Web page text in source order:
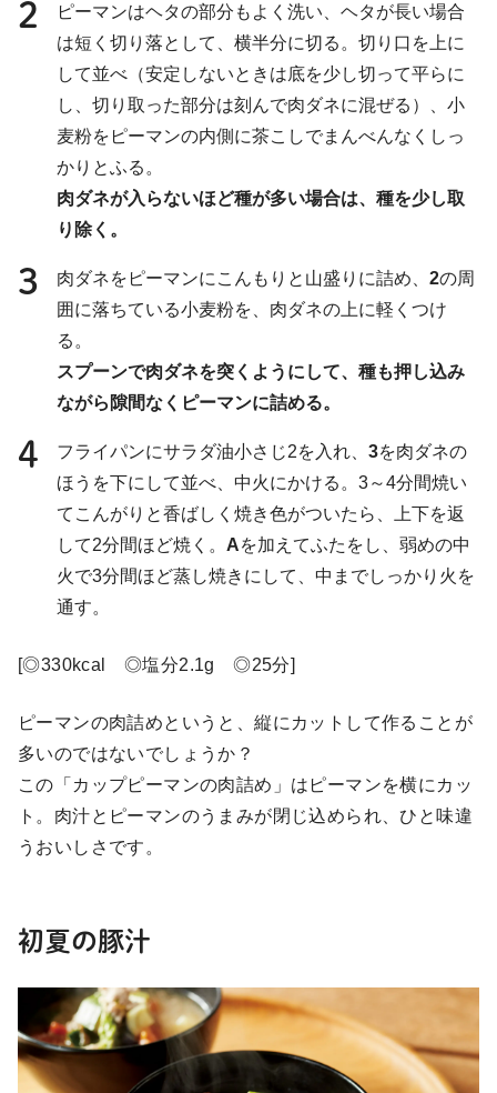
2
ピーマンはヘタの部分もよく洗い、ヘタが長い場合
は短く切り落として、横半分に切る。切り口を上に
して並べ（安定しないときは底を少し切って平らに
し、切り取った部分は刻んで肉ダネに混ぜる）、小
麦粉をピーマンの内側に茶こしでまんべんなくしっ
かりとふる。
肉ダネが入らないほど種が多い場合は、種を少し取
り除く。
3 肉ダネをピーマンにこんもりと山盛りに詰め、 2の周
囲に落ちている小麦粉を、肉ダネの上に軽くつけ
る。
スプーンで肉ダネを突くようにして、種も押し込み
ながら隙間なくピーマンに詰める。
4 フライパンにサラダ油小さじ2を入れ、 3を肉ダネの
ほうを下にして並べ、中火にかける。3～4分間焼い
てこんがりと香ばしく焼き色がついたら、上下を返
して2分間ほど焼く。 Aを加えてふたをし、弱めの中
火で3分間ほど蒸し焼きにして、中までしっかり火を
通す。
[◎330kcal ◎塩分2.1g ◎25分]
ピーマンの肉詰めというと、縦にカットして作ることが
多いのではないでしょうか？
この「カップピーマンの肉詰め」はピーマンを横にカッ
ト。肉汁とピーマンのうまみが閉じ込められ、ひと味違
うおいしさです。
初夏の豚汁